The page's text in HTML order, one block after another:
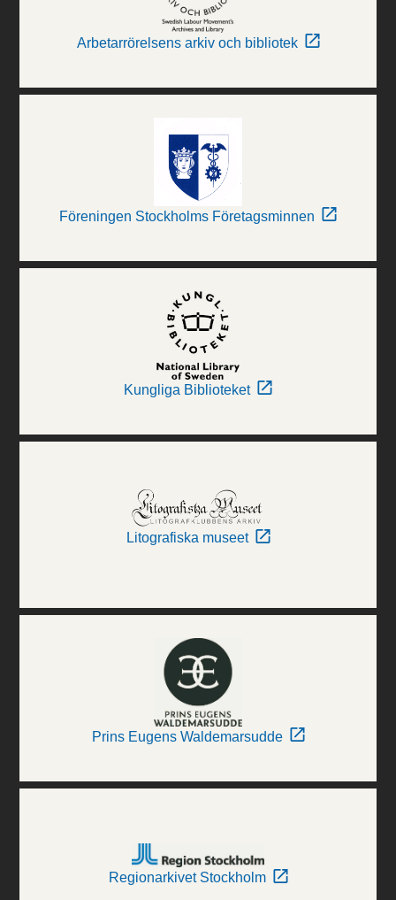
Arbetarrörelsens arkiv och bibliotek
Föreningen Stockholms Företagsminnen
Kungliga Biblioteket
Litografiska museet
Prins Eugens Waldemarsudde
Regionarkivet Stockholm